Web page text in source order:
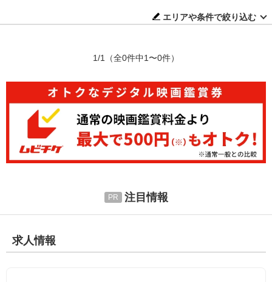
エリアや条件で絞り込む
1/1 （全0件中1〜0件）
注目情報
求人情報